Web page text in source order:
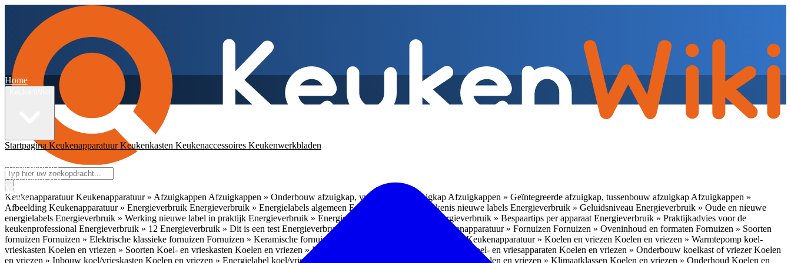
KeukenapparatuurKeukenapparatuur » Afzuigkappen Afzuigkappen » Onderbouw afzuigkap, vrijhangende afzuigkap Afzuigkappen » Geïntegreerde afzuigkap, tussenbouw afzuigkap Afzuigkappen »
Afbeelding Keukenapparatuur » Energieverbruik Energieverbruik » Energielabels algemeen Energieverbruik » Betekenis nieuwe labels Energieverbruik » Geluidsniveau Energieverbruik » Oude en nieuwe
energielabels Energieverbruik » Werking nieuwe label in praktijk Energieverbruik » Energieverbruik in de praktijk Energieverbruik » Bespaartips per apparaat Energieverbruik » Praktijkadvies voor de
keukenprofessional Energieverbruik » 12 Energieverbruik » Dit is een test Energieverbruik » 1 Keukenapparatuur » Fornuizen Fornuizen » Oveninhoud en formaten Fornuizen » Soorten
fornuizen Fornuizen » Elektrische klassieke fornuizen Fornuizen » Keramische fornuizen Keukenapparatuur » InbouwladesKeukenapparatuur » Koelen en vriezen Koelen en vriezen » Warmtepomp koel-
vrieskasten Koelen en vriezen » Soorten Koel- en vrieskasten Koelen en vriezen » Nismaten Koelen en vriezen » Vrijstaande koel- en vriesapparaten Koelen en vriezen » Onderbouw koelkast of vriezerKoelen
en vriezen » Inbouw koel/vrieskasten Koelen en vriezen » Energielabel koel/vrieskasten Koelen en vriezen » Klimaatklassen Koelen en vriezen » Onderhoud Koelen en
Home
Startpagina KeukenapparatuurKeukenkasten Keukenaccessoires Keukenwerkbladen
Ambassadeurs
Nieuwsbrieven
Veelgestelde vragen
Contact